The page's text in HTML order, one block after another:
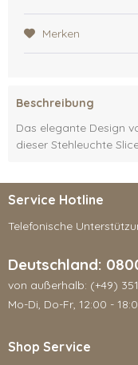
Merken
Beschreibung
Das elegante Design
dieser Stehleuchte
Service Hotline
Telefonische
Deutschland:
von außerhalb: (+49)
Mo-Di, Do-Fr, 12:00 -
Shop Service